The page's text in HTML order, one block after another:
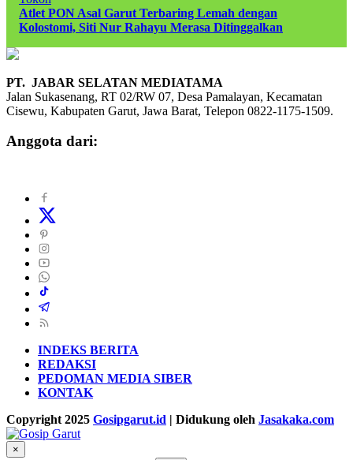
Atlet PON Asal Garut Terbaring Lemah dengan
Kolostomi, Siti Nur Rahayu Merasa Ditinggalkan
PT. JABAR SELATAN MEDIATAMA
Jalan Sukasenang, RT 02/RW 07, Desa Pamalayan, Kecamatan
Cisewu, Kabupaten Garut, Jawa Barat, Telepon 0822-1175-1509.
Anggota dari:
INDEKS BERITA
REDAKSI
PEDOMAN MEDIA SIBER
KONTAK
Copyright 2025 Gosipgarut.id | Didukung oleh Jasakaka.com
×